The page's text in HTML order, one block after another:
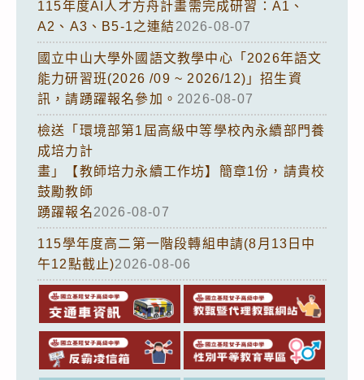
115年度AI人才方舟計畫需完成研習：A1、
A2、A3、B5-1之連結2026-08-07
國立中山大學外國語文教學中心「2026年語文
能力研習班(2026 /09 ~ 2026/12)」招生資
訊，請踴躍報名參加。 2026-08-07
檢送「環境部第1屆高級中等學校內永續部門養
成培力計
畫」【教師培力永續工作坊】簡章1份，請貴校
鼓勵教師
踴躍報名2026-08-07
115學年度高二第一階段轉組申請(8月13日中
午12點截止)2026-08-06